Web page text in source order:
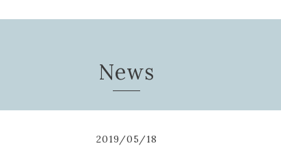
News
2019/05/18